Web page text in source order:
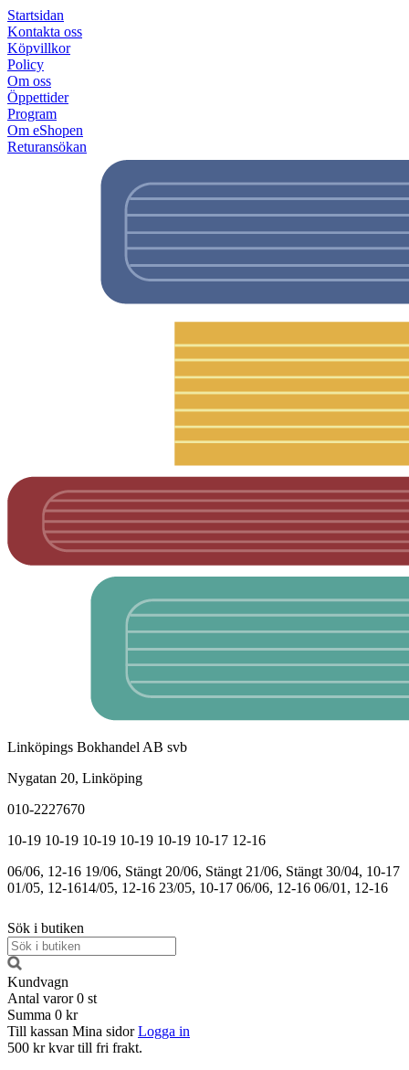
Startsidan
Kontakta oss
Köpvillkor
Policy
Om oss
Öppettider
Program
Om eShopen
Returansökan
Linköpings Bokhandel AB svb
Nygatan 20, Linköping
010-2227670
10-19 10-19 10-19 10-19 10-19 10-17 12-16
06/06, 12-16 19/06, Stängt 20/06, Stängt 21/06, Stängt 30/04, 10-17
01/05, 12-1614/05, 12-16 23/05, 10-17 06/06, 12-16 06/01, 12-16
Sök i butiken
Kundvagn
Antal varor 0 st
Summa 0 kr
Till kassan Mina sidor Logga in
500 kr kvar till fri frakt.